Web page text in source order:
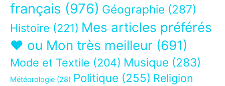
français (976) Géographie (287)
Histoire (221) Mes articles préférés
❤ ou Mon très meilleur (691)
Mode et Textile (204) Musique (283)
Météorologie (28) Politique (255) Religion